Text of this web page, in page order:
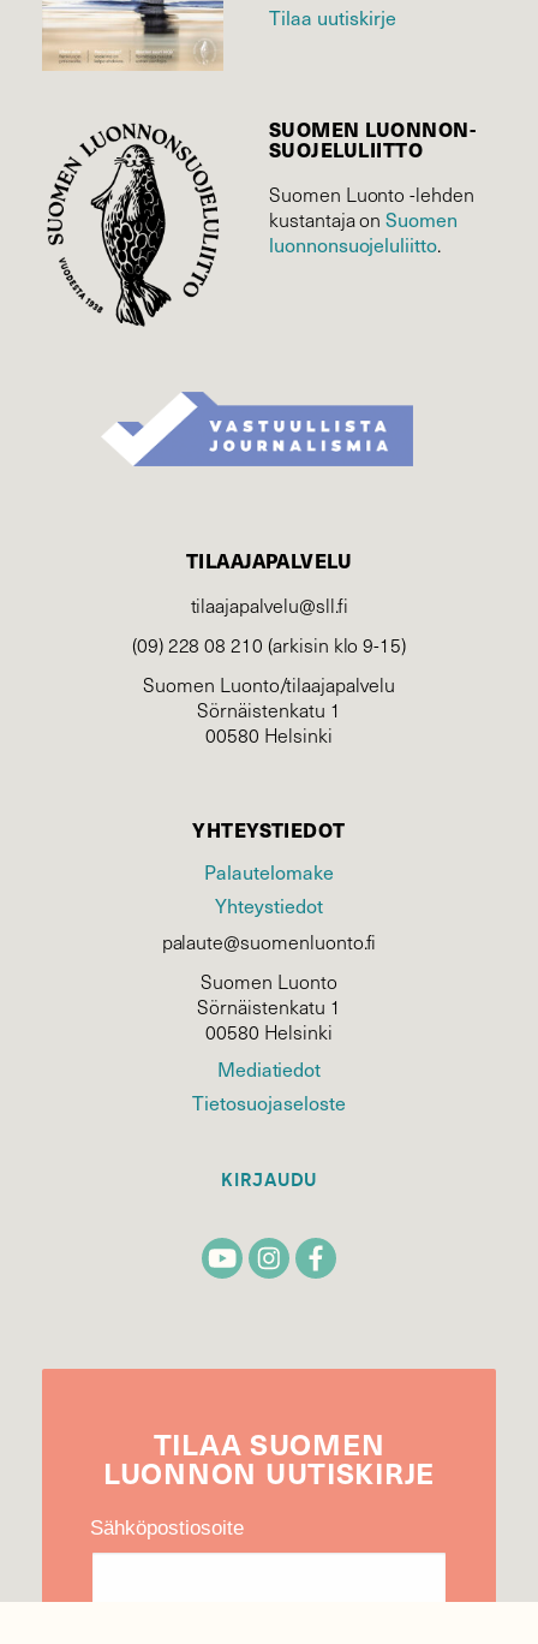
Tilaa uutiskirje
SUOMEN LUONNON­
SUOJELU­LIITTO
Suomen Luonto -lehden
kustantaja onSuomen
luonnonsuojelu­liitto.
TILAAJAPALVELU
tilaajapalvelu@sll.fi
(09) 228 08 210 (arkisin klo 9-15)
Suomen Luonto/tilaajapalvelu
Sörnäistenkatu 1
00580 Helsinki
YHTEYSTIEDOT
Palautelomake
Yhteystiedot
palaute@suomenluonto.fi
Suomen Luonto
Sörnäistenkatu 1
00580 Helsinki
Mediatiedot
Tietosuojaseloste
KIRJAUDU
TILAA SUOMEN
LUONNON UUTIS­KIRJE
Sähköpostiosoite